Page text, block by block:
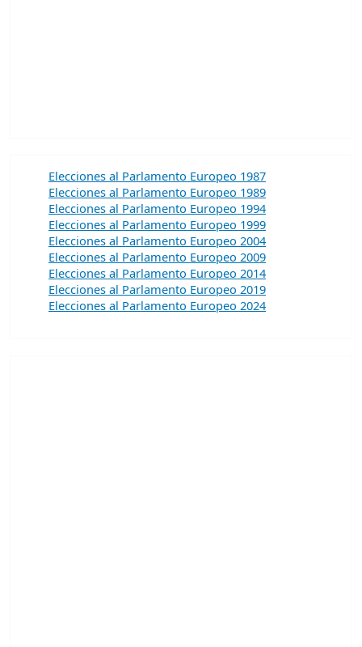
Elecciones al Parlamento Europeo 1987
Elecciones al Parlamento Europeo 1989
Elecciones al Parlamento Europeo 1994
Elecciones al Parlamento Europeo 1999
Elecciones al Parlamento Europeo 2004
Elecciones al Parlamento Europeo 2009
Elecciones al Parlamento Europeo 2014
Elecciones al Parlamento Europeo 2019
Elecciones al Parlamento Europeo 2024